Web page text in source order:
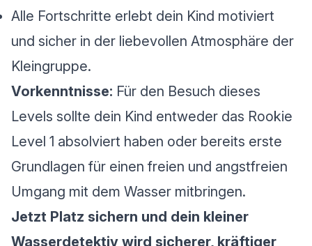
Alle Fortschritte erlebt dein Kind motiviert
und sicher in der liebevollen Atmosphäre der
Kleingruppe.
Vorkenntnisse: Für den Besuch dieses
Levels sollte dein Kind entweder das Rookie
Level 1 absolviert haben oder bereits erste
Grundlagen für einen freien und angstfreien
Umgang mit dem Wasser mitbringen.
Jetzt Platz sichern und dein kleiner
Wasserdetektiv wird sicherer, kräftiger